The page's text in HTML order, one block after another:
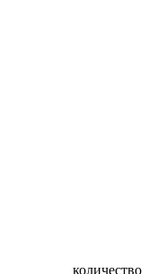
количество